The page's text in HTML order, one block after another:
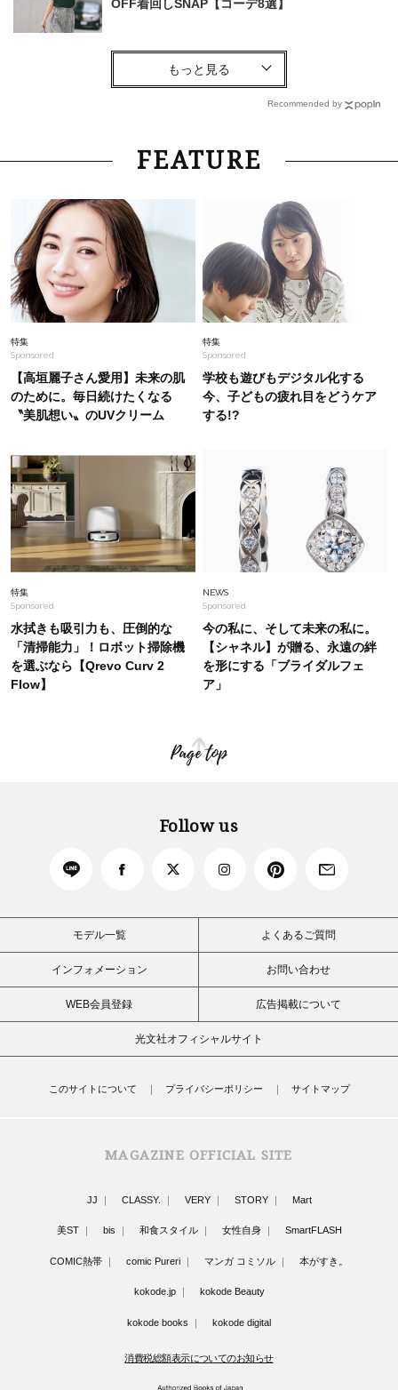
OFF着回しSNAP【コーデ8選】
Fashion
10年後もつけ続けたい造形美。40代が華やぐ
【ピアジェ】の新作「色石ジュエリー」
Fashion 2026.7.25
26年夏は「小ぶり」が大流行中！人と被らない
Fashion
「それ、ユニクロなの？」大草直子さんが40代
に推す【ワンピース】！秀逸シルエットで体型が
キレイ見え
【H&M・ルタロン】「毎日似た服…」のマンネ
リを脱出！足元はプチプラで“差がつく”大人の夏
コーデ
とにかく履き心地が良い！【神シューズ】2選。
スタイリストが激推しする名品
Lifestyle 2026.7.12
【韓国旅】大人目線で楽しむ聖水(ソンス)。”40
代がときめく”買い物スポットを厳選！
Recommended by
FEATURE
特集
Sponsored
【高垣麗子さん愛用】未来の肌
のために。毎日続けたくなる
〝美肌想い〟のUVクリーム
特集
Sponsored
学校も遊びもデジタル化する
今、子どもの疲れ目をどうケア
する!?
特集
Sponsored
水拭きも吸引力も、圧倒的な
「清掃能力」！ロボット掃除機
を選ぶなら【Qrevo Curv 2
Flow】
NEWS
Sponsored
今の私に、そして未来の私に。
【シャネル】が贈る、永遠の絆
を形にする「ブライダルフェ
ア」
Page top
Follow us
モデル一覧 よくあるご質問
インフォメーション お問い合わせ
WEB会員登録 広告掲載について
光文社オフィシャルサイト
このサイトについて プライバシーポリシー サイトマップ
MAGAZINE OFFICIAL SITE
JJ CLASSY. VERY STORY Mart
美ST bis 和食スタイル 女性自身 SmartFLASH
COMIC熱帯 comic Pureri マンガ コミソル 本がすき。
kokode.jp kokode Beauty
kokode books kokode digital
消費税総額表示についてのお知らせ